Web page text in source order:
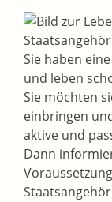
Sie haben
und leben
Sie möchten
einbringen
aktive und
Dann